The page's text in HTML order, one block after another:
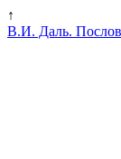
↑
В.И. Даль.